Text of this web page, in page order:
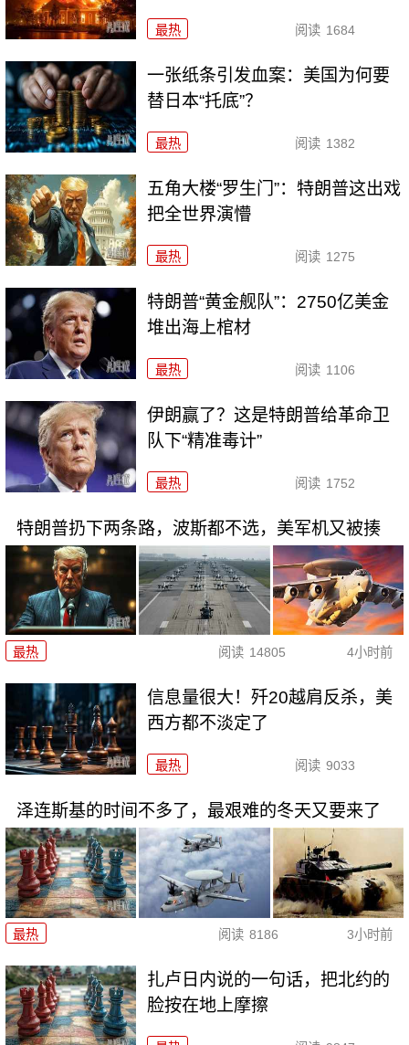
最热 阅读 1684
一张纸条引发血案：美国为何要
替日本“托底”？
最热 阅读 1382
五角大楼“罗生门”：特朗普这出戏
把全世界演懵
最热 阅读 1275
特朗普“黄金舰队”：2750亿美金
堆出海上棺材
最热 阅读 1106
伊朗赢了？这是特朗普给革命卫
队下“精准毒计”
最热 阅读 1752
特朗普扔下两条路，波斯都不选，美军机又被揍
最热 阅读 14805 4小时前
信息量很大！歼20越肩反杀，美
西方都不淡定了
最热 阅读 9033
泽连斯基的时间不多了，最艰难的冬天又要来了
最热 阅读 8186 3小时前
扎卢日内说的一句话，把北约的
脸按在地上摩擦